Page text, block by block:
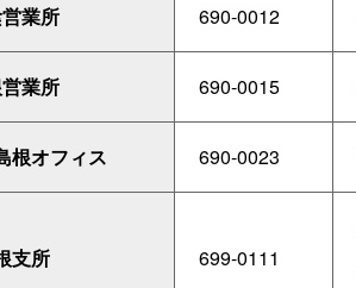
業所 690-0012
業所 690-0015
根オフィス 690-0023
支所 699-0111